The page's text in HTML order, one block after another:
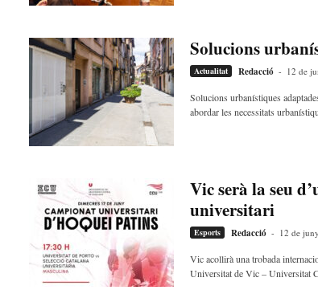
Solucions
Actualitat Redacció - 12 de
Solucions urbanístiques
abordar les necessitats
Vic serà la seu
universitari
Esports Redacció - 12 de
Vic acollirà una trobada
Universitat de Vic – Universitat